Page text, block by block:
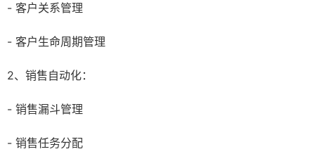
- 客户关系管理
- 客户生命周期管理
2、销售自动化：
- 销售漏斗管理
- 销售任务分配